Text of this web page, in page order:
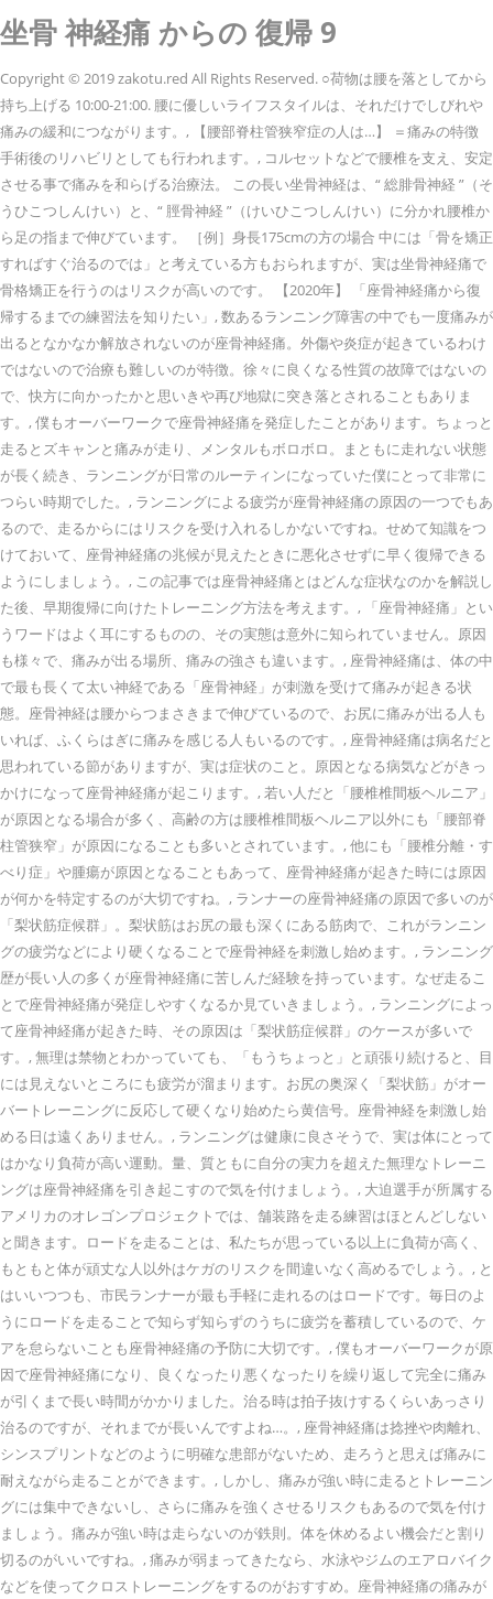
坐骨 神経痛 からの 復帰 9
Copyright © 2019 zakotu.red All Rights Reserved. ○荷物は腰を落としてから
持ち上げる 10:00-21:00. 腰に優しいライフスタイルは、それだけでしびれや
痛みの緩和につながります。, 【腰部脊柱管狭窄症の人は…】 ＝痛みの特徴
手術後のリハビリとしても行われます。, コルセットなどで腰椎を支え、安定
させる事で痛みを和らげる治療法。 この長い坐骨神経は、“ 総腓骨神経 ”（そ
うひこつしんけい）と、“ 脛骨神経 ”（けいひこつしんけい）に分かれ腰椎か
ら足の指まで伸びています。 ［例］身長175cmの方の場合 中には「骨を矯正
すればすぐ治るのでは」と考えている方もおられますが、実は坐骨神経痛で
骨格矯正を行うのはリスクが高いのです。 【2020年】 「座骨神経痛から復
帰するまでの練習法を知りたい」, 数あるランニング障害の中でも一度痛みが
出るとなかなか解放されないのが座骨神経痛。外傷や炎症が起きているわけ
ではないので治療も難しいのが特徴。徐々に良くなる性質の故障ではないの
で、快方に向かったかと思いきや再び地獄に突き落とされることもありま
す。, 僕もオーバーワークで座骨神経痛を発症したことがあります。ちょっと
走るとズキャンと痛みが走り、メンタルもボロボロ。まともに走れない状態
が長く続き、ランニングが日常のルーティンになっていた僕にとって非常に
つらい時期でした。, ランニングによる疲労が座骨神経痛の原因の一つでもあ
るので、走るからにはリスクを受け入れるしかないですね。せめて知識をつ
けておいて、座骨神経痛の兆候が見えたときに悪化させずに早く復帰できる
ようにしましょう。, この記事では座骨神経痛とはどんな症状なのかを解説し
た後、早期復帰に向けたトレーニング方法を考えます。, 「座骨神経痛」とい
うワードはよく耳にするものの、その実態は意外に知られていません。原因
も様々で、痛みが出る場所、痛みの強さも違います。, 座骨神経痛は、体の中
で最も長くて太い神経である「座骨神経」が刺激を受けて痛みが起きる状
態。座骨神経は腰からつまさきまで伸びているので、お尻に痛みが出る人も
いれば、ふくらはぎに痛みを感じる人もいるのです。, 座骨神経痛は病名だと
思われている節がありますが、実は症状のこと。原因となる病気などがきっ
かけになって座骨神経痛が起こります。, 若い人だと「腰椎椎間板ヘルニア」
が原因となる場合が多く、高齢の方は腰椎椎間板ヘルニア以外にも「腰部脊
柱管狭窄」が原因になることも多いとされています。, 他にも「腰椎分離・す
べり症」や腫瘍が原因となることもあって、座骨神経痛が起きた時には原因
が何かを特定するのが大切ですね。, ランナーの座骨神経痛の原因で多いのが
「梨状筋症候群」。梨状筋はお尻の最も深くにある筋肉で、これがランニン
グの疲労などにより硬くなることで座骨神経を刺激し始めます。, ランニング
歴が長い人の多くが座骨神経痛に苦しんだ経験を持っています。なぜ走るこ
とで座骨神経痛が発症しやすくなるか見ていきましょう。, ランニングによっ
て座骨神経痛が起きた時、その原因は「梨状筋症候群」のケースが多いで
す。, 無理は禁物とわかっていても、「もうちょっと」と頑張り続けると、目
には見えないところにも疲労が溜まります。お尻の奥深く「梨状筋」がオー
バートレーニングに反応して硬くなり始めたら黄信号。座骨神経を刺激し始
める日は遠くありません。, ランニングは健康に良さそうで、実は体にとって
はかなり負荷が高い運動。量、質ともに自分の実力を超えた無理なトレーニ
ングは座骨神経痛を引き起こすので気を付けましょう。, 大迫選手が所属する
アメリカのオレゴンプロジェクトでは、舗装路を走る練習はほとんどしない
と聞きます。ロードを走ることは、私たちが思っている以上に負荷が高く、
もともと体が頑丈な人以外はケガのリスクを間違いなく高めるでしょう。, と
はいいつつも、市民ランナーが最も手軽に走れるのはロードです。毎日のよ
うにロードを走ることで知らず知らずのうちに疲労を蓄積しているので、ケ
アを怠らないことも座骨神経痛の予防に大切です。, 僕もオーバーワークが原
因で座骨神経痛になり、良くなったり悪くなったりを繰り返して完全に痛み
が引くまで長い時間がかかりました。治る時は拍子抜けするくらいあっさり
治るのですが、それまでが長いんですよね…。, 座骨神経痛は捻挫や肉離れ、
シンスプリントなどのように明確な患部がないため、走ろうと思えば痛みに
耐えながら走ることができます。, しかし、痛みが強い時に走るとトレーニン
グには集中できないし、さらに痛みを強くさせるリスクもあるので気を付け
ましょう。痛みが強い時は走らないのが鉄則。体を休めるよい機会だと割り
切るのがいいですね。, 痛みが弱まってきたなら、水泳やジムのエアロバイク
などを使ってクロストレーニングをするのがおすすめ。座骨神経痛の痛みが